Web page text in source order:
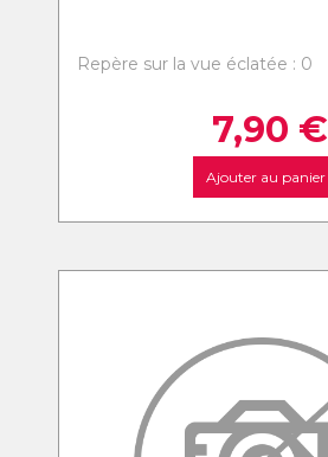
Repère sur la vue éclatée : 0
7,90 €
Ajouter au panier